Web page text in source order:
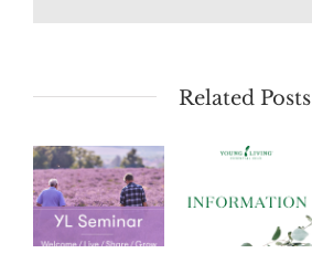
Related Posts